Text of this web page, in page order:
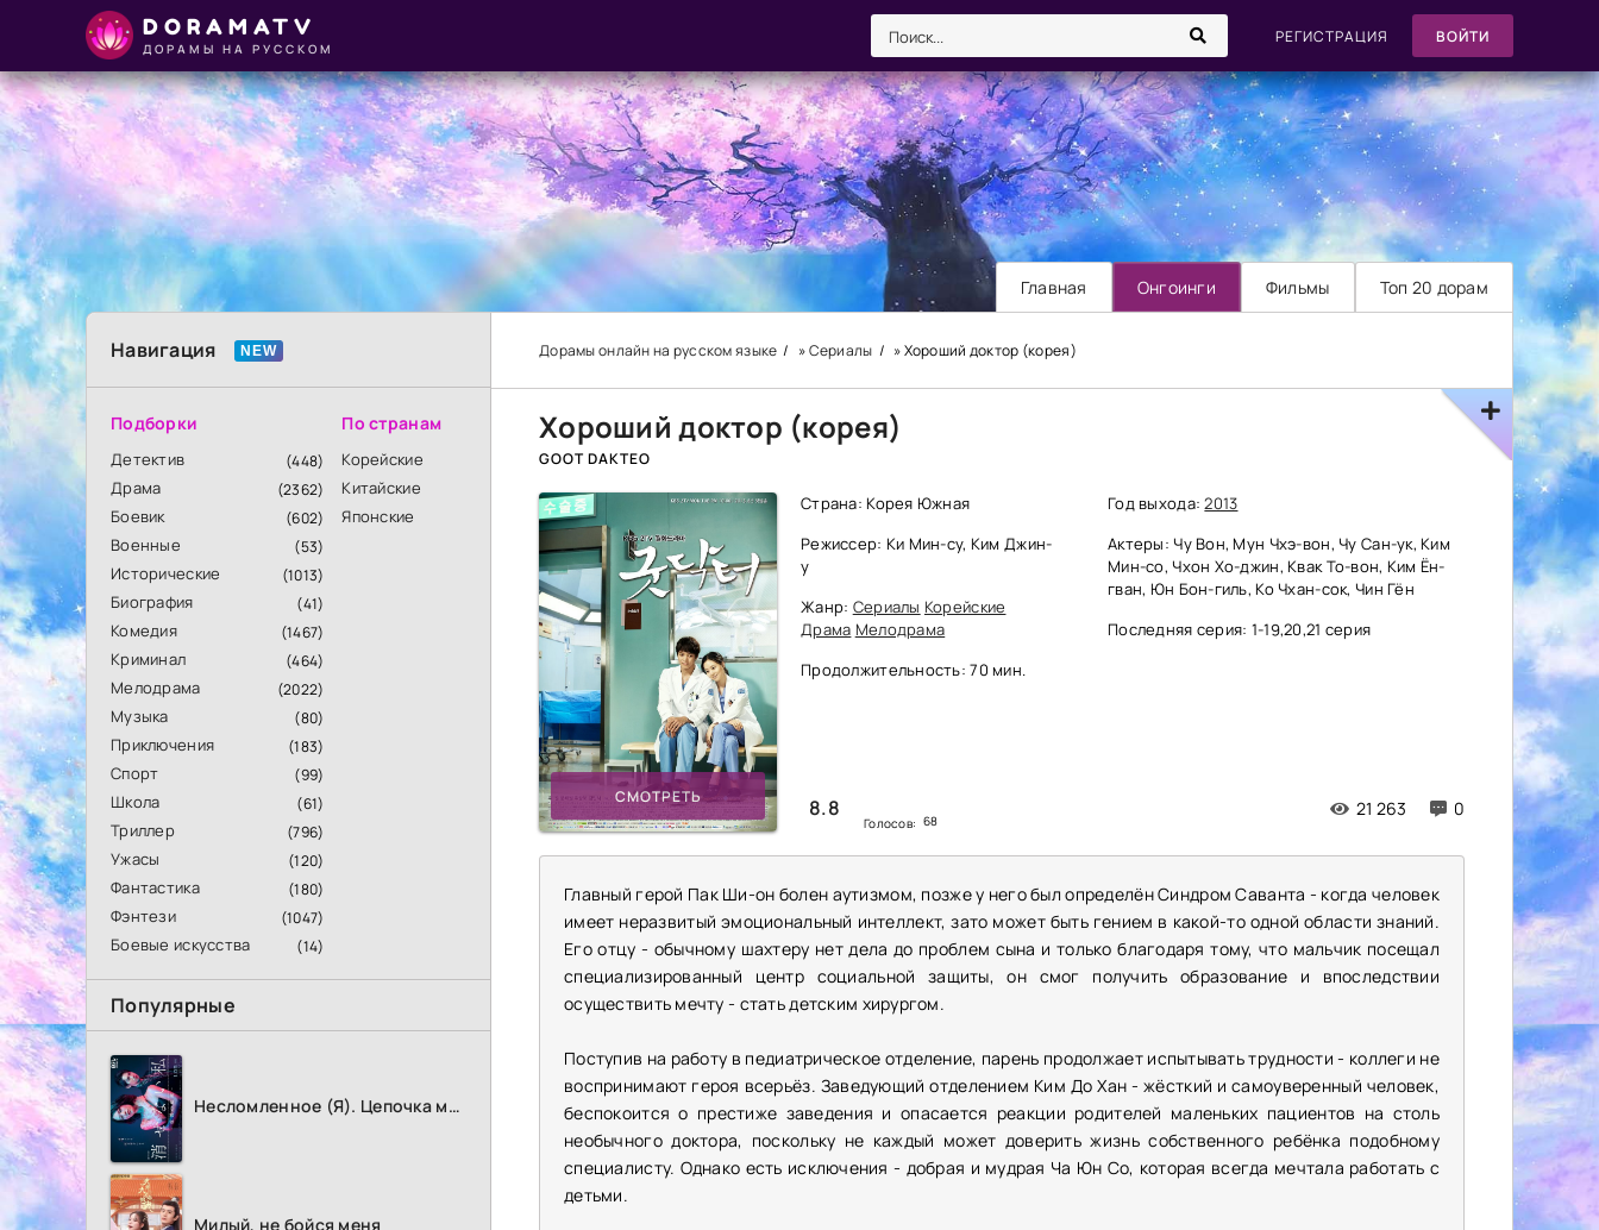
DORAMATV
ДОРАМЫ НА РУССКОМ
РЕГИСТРАЦИЯ ВОЙТИ
Главная Онгоинги Фильмы Топ 20 дорам
Навигация
Подборки
Детектив (448)
Драма (2362)
Боевик (602)
Военные (53)
Исторические (1013)
Биография (41)
Комедия (1467)
Криминал (464)
Мелодрама (2022)
Музыка (80)
Приключения (183)
Спорт (99)
Школа (61)
Триллер (796)
Ужасы (120)
Фантастика (180)
Фэнтези (1047)
Боевые искусства (14)
По странам
Корейские
Китайские
Японские
Популярные
Несломленное (Я). Цепочка мести
Милый, не бойся меня
Дорамы онлайн на русском языке »Сериалы » Хороший доктор (корея)
Хороший доктор (корея)
GOOT DAKTEO
СМОТРЕТЬ
Страна: Корея Южная
Режиссер: Ки Мин-су, Ким Джин-
у
Жанр: Сериалы Корейские
Драма Мелодрама
Продолжительность: 70 мин.
8.8
Голосов: 68
21 263 0
Год выхода:2013
Актеры: Чу Вон, Мун Чхэ-вон, Чу Сан-ук, Ким
Мин-со, Чхон Хо-джин, Квак То-вон, Ким Ён-
гван, Юн Бон-гиль, Ко Чхан-сок, Чин Гён
Последняя серия: 1-19,20,21 серия
Главный герой Пак Ши-он болен аутизмом, позже у него был определён Синдром Саванта - когда человек
имеет неразвитый эмоциональный интеллект, зато может быть гением в какой-то одной области знаний.
Его отцу - обычному шахтеру нет дела до проблем сына и только благодаря тому, что мальчик посещал
специализированный центр социальной защиты, он смог получить образование и впоследствии
осуществить мечту - стать детским хирургом.
Поступив на работу в педиатрическое отделение, парень продолжает испытывать трудности - коллеги не
воспринимают героя всерьёз. Заведующий отделением Ким До Хан - жёсткий и самоуверенный человек,
беспокоится о престиже заведения и опасается реакции родителей маленьких пациентов на столь
необычного доктора, поскольку не каждый может доверить жизнь собственного ребёнка подобному
специалисту. Однако есть исключения - добрая и мудрая Ча Юн Со, которая всегда мечтала работать с
детьми.